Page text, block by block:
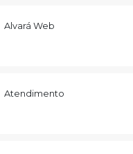
Alvará Web
Atendimento